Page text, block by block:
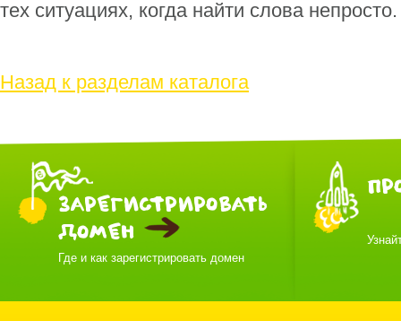
тех ситуациях, когда найти слова непросто.
Назад к разделам каталога
ЗАРЕГИСТРИРОВАТЬ
ДОМЕН
Где и как зарегистрировать домен